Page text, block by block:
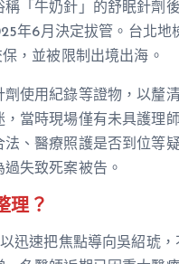
「牛奶針」的舒眠針劑
年6月決定拔管。台北地
，並被限制出境出海。
使用紀錄等證物，以釐
當時現場僅有未具護理
、醫療照護是否到位等
失致死案被告。
理？
迅速把焦點導向吳紹琥